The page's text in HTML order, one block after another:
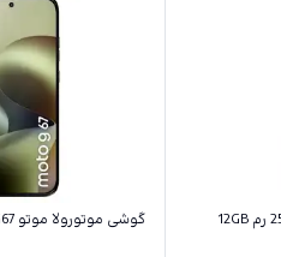
گوشی موتورولا موتو G67 ظرفیت 256GB رم 8GB